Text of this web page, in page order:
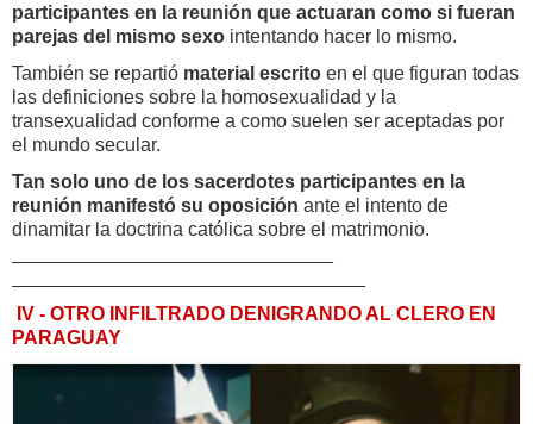
participantes en la reunión que actuaran como si fueran
parejas del mismo sexo intentando hacer lo mismo.
También se repartió material escrito en el que figuran todas
las definiciones sobre la homosexualidad y la
transexualidad conforme a como suelen ser aceptadas por
el mundo secular.
Tan solo uno de los sacerdotes participantes en la
reunión manifestó su oposición ante el intento de
dinamitar la doctrina católica sobre el matrimonio.
IV - OTRO INFILTRADO DENIGRANDO AL CLERO EN
PARAGUAY